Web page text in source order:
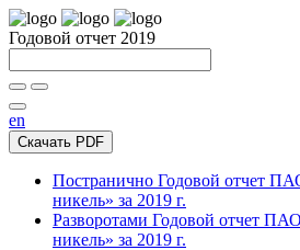
Годовой отчет 2019
en
Скачать PDF
Постранично Годовой отчет
никель» за 2019 г.
Разворотами Годовой отчет
никель» за 2019 г.